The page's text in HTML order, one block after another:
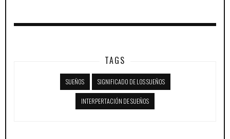
TAGS
SUEÑOS SIGNIFICADO DE LOS SUEÑOS
INTERPERTACIÓN DE SUEÑOS